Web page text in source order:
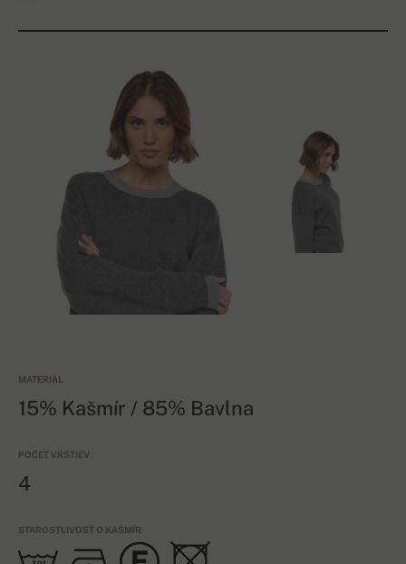
MATERIÁL
15% Kašmír / 85% Bavlna
POČET VRSTIEV
4
STAROSTLIVOSŤ O KAŠMÍR